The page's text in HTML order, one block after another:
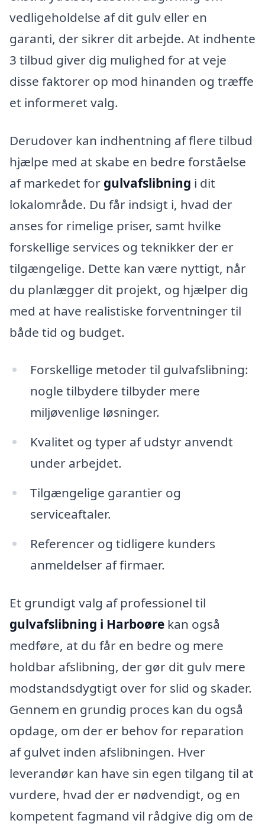
vedligeholdelse af dit gulv eller en
garanti, der sikrer dit arbejde. At indhente
3 tilbud giver dig mulighed for at veje
disse faktorer op mod hinanden og træffe
et informeret valg.
Derudover kan indhentning af flere tilbud
hjælpe med at skabe en bedre forståelse
af markedet for gulvafslibning i dit
lokalområde. Du får indsigt i, hvad der
anses for rimelige priser, samt hvilke
forskellige services og teknikker der er
tilgængelige. Dette kan være nyttigt, når
du planlægger dit projekt, og hjælper dig
med at have realistiske forventninger til
både tid og budget.
Forskellige metoder til gulvafslibning:
nogle tilbydere tilbyder mere
miljøvenlige løsninger.
Kvalitet og typer af udstyr anvendt
under arbejdet.
Tilgængelige garantier og
serviceaftaler.
Referencer og tidligere kunders
anmeldelser af firmaer.
Et grundigt valg af professionel til
gulvafslibning i Harboøre kan også
medføre, at du får en bedre og mere
holdbar afslibning, der gør dit gulv mere
modstandsdygtigt over for slid og skader.
Gennem en grundig proces kan du også
opdage, om der er behov for reparation
af gulvet inden afslibningen. Hver
leverandør kan have sin egen tilgang til at
vurdere, hvad der er nødvendigt, og en
kompetent fagmand vil rådgive dig om de